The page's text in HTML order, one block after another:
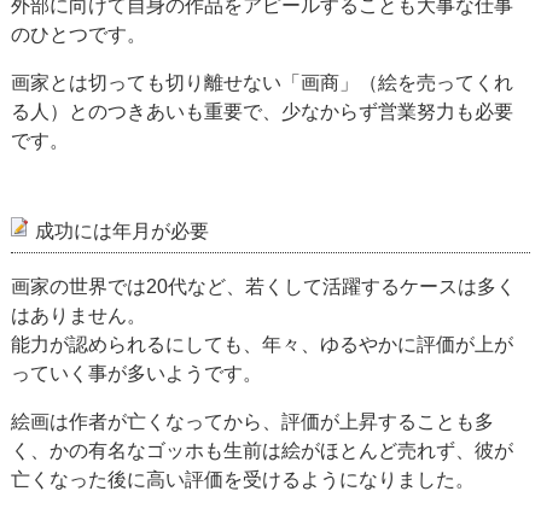
外部に向けて自身の作品をアピールすることも大事な仕事
のひとつです。
画家とは切っても切り離せない「画商」（絵を売ってくれ
る人）とのつきあいも重要で、少なからず営業努力も必要
です。
成功には年月が必要
画家の世界では20代など、若くして活躍するケースは多く
はありません。
能力が認められるにしても、年々、ゆるやかに評価が上が
っていく事が多いようです。
絵画は作者が亡くなってから、評価が上昇することも多
く、かの有名なゴッホも生前は絵がほとんど売れず、彼が
亡くなった後に高い評価を受けるようになりました。